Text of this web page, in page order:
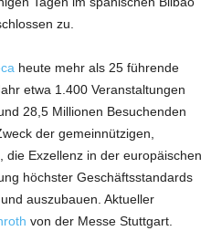
zu.
heute mehr als 25 führende
etwa 1.400 Veranstaltungen
28,5 Millionen Besuchenden
der gemeinnützigen,
die Exzellenz in der europäischen
höchster Geschäftsstandards
auszubauen. Aktueller
von der Messe Stuttgart.